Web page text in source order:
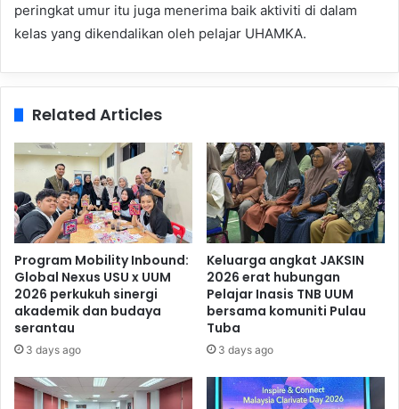
peringkat umur itu juga menerima baik aktiviti di dalam
kelas yang dikendalikan oleh pelajar UHAMKA.
Related Articles
Program Mobility Inbound:
Global Nexus USU x UUM
2026 perkukuh sinergi
akademik dan budaya
serantau
3 days ago
Keluarga angkat JAKSIN
2026 erat hubungan
Pelajar Inasis TNB UUM
bersama komuniti Pulau
Tuba
3 days ago